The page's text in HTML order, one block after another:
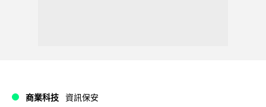
商業科技 資訊保安